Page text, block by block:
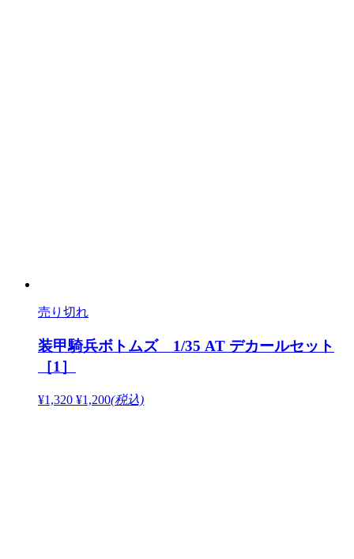
売り切れ
装甲騎兵ボトムズ 1/35 AT デカールセット
［1］
¥1,320 ¥1,200(税込)